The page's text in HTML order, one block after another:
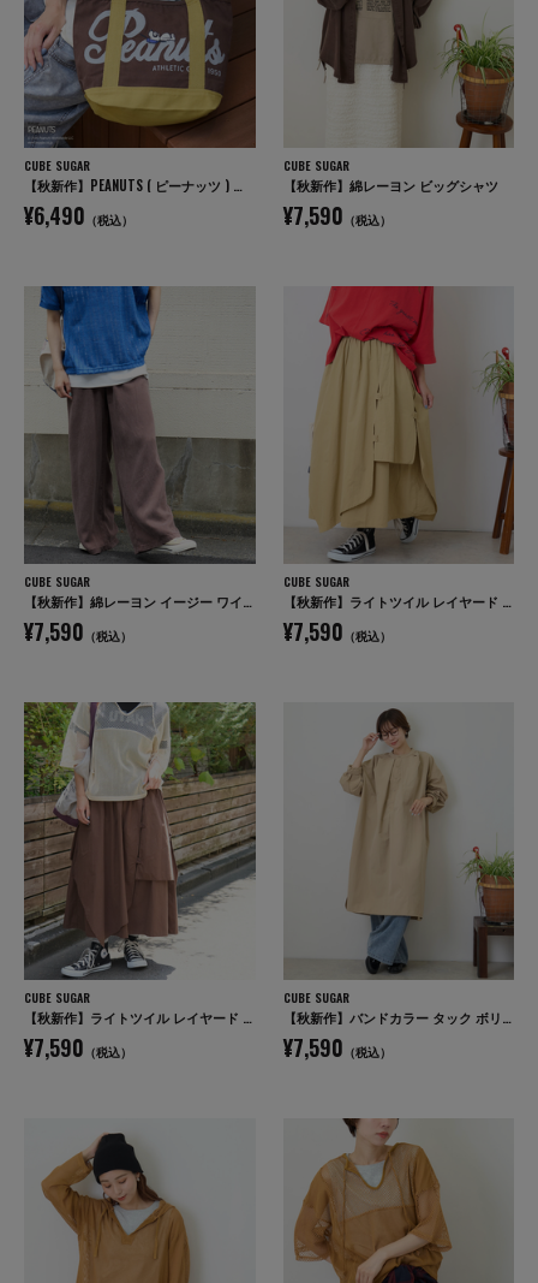
CUBE SUGAR
【秋新作】PEANUTS ( ピーナッツ ) キャンバス トートバッグ
¥6,490 （税込）
CUBE SUGAR
【秋新作】綿レーヨン ビッグシャツ
¥7,590 （税込）
CUBE SUGAR
【秋新作】綿レーヨン イージー ワイドパンツ
¥7,590 （税込）
CUBE SUGAR
【秋新作】ライトツイル レイヤード 変形 スカート
¥7,590 （税込）
CUBE SUGAR
【秋新作】ライトツイル レイヤード 変形 スカート
¥7,590 （税込）
CUBE SUGAR
【秋新作】バンドカラー タック ボリューム シャツワンピース
¥7,590 （税込）